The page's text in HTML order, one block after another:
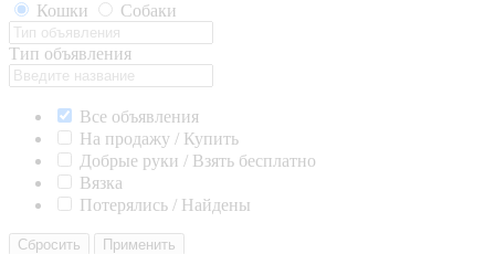
Кошки
Собаки
Тип объявления
Все объявления
На продажу / Купить
Добрые руки / Взять бесплатно
Вязка
Потерялись / Найдены
Сбросить Применить